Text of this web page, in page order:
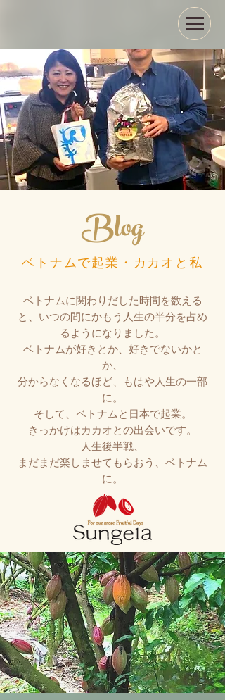
Blog
ベトナムで起業・カカオと私
ベトナムに関わりだした時間を数える
と、いつの間にかもう人生の半分を占め
るようになりました。
ベトナムが好きとか、好きでないかと
か、
分からなくなるほど、
もはや人生の一部
に。
そして、ベトナムと日本で起業。
きっかけはカカオとの出会いです。
​人生後半戦、
まだまだ楽しませてもらおう、ベトナム
に。